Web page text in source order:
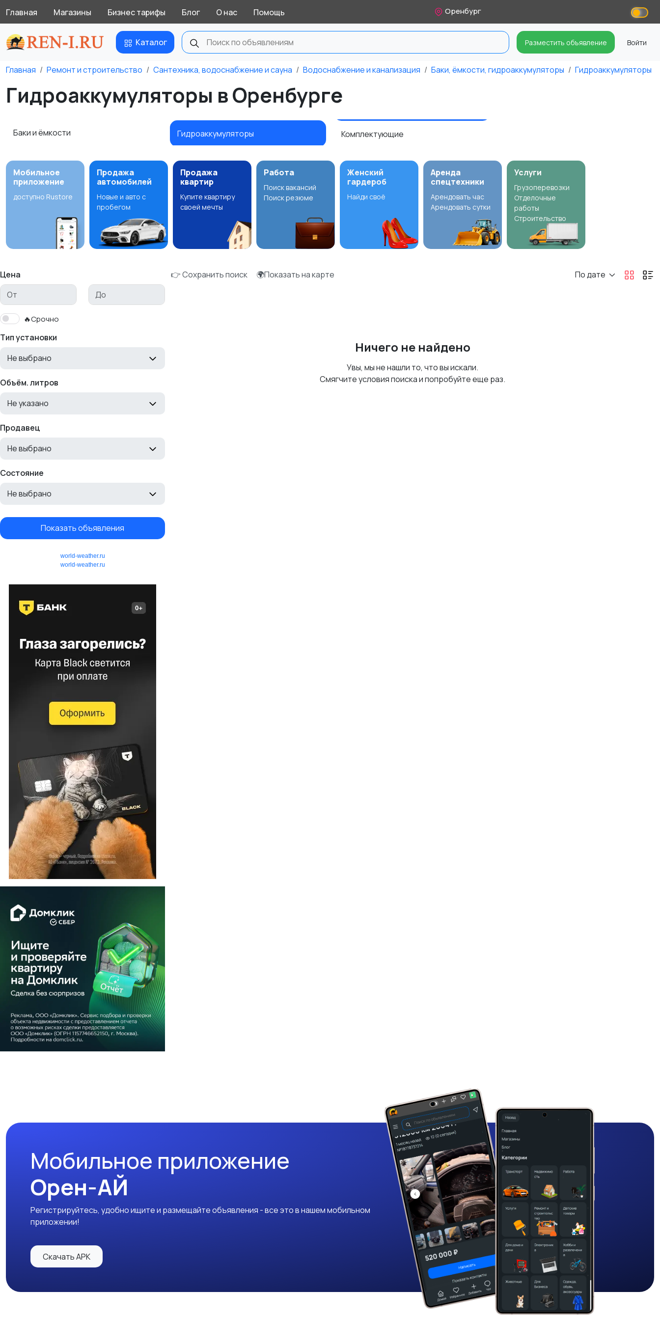
Главная Магазины Бизнес тарифы Блог О нас Помощь Оренбург
Каталог Разместить объявление Войти
Главная Ремонт и строительство Сантехника, водоснабжение и сауна Водоснабжение и канализация Баки, ёмкости, гидроаккумуляторы Гидроаккумуляторы
Гидроаккумуляторы в Оренбурге
Баки и ёмкости Гидроаккумуляторы Комплектующие
Мобильное
приложение
доступно Rustore
Продажа
автомобилей
Новые и авто с
пробегом
Продажа
квартир
Купите квартиру
своей мечты
Работа
Поиск вакансий
Поиск резюме
Женский
гардероб
Найди своё
Аренда
спецтехники
Арендовать час
Арендовать сутки
Услуги
Грузоперевозки
Отделочные
работы
Строительство
Цена
🔥Срочно
Тип установки
Не выбрано
Объём. литров
Не указано
Продавец
Не выбрано
Состояние
Не выбрано
Показать объявления
world-weather.ru
world-weather.ru
👉 Сохранить поиск 🌍Показать на карте По дате
Ничего не найдено
Увы, мы не нашли то, что вы искали.
Смягчите условия поиска и попробуйте еще раз.
Мобильное приложение
Орен-АЙ
Регистрируйтесь, удобно ищите и размещайте объявления - все это в нашем мобильном
приложении!
Скачать APK